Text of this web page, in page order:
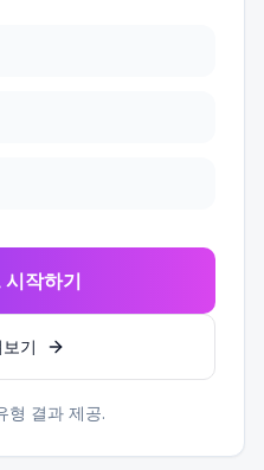
시작하기
기
형 결과 제공.